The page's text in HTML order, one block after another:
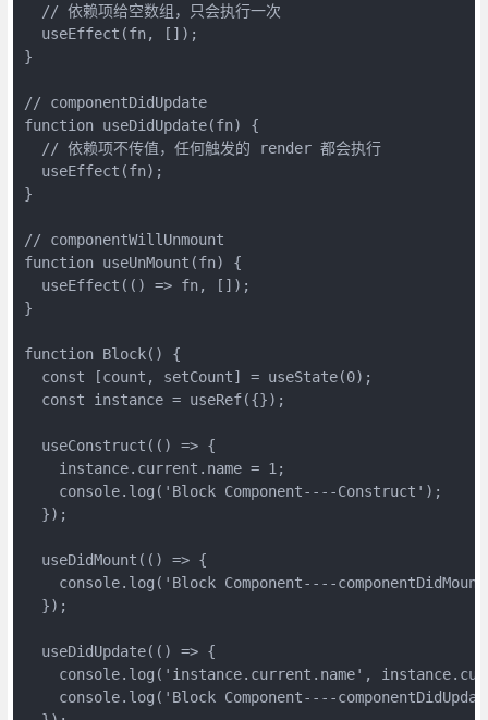
  // 依赖项给空数组，只会执行一次
  useEffect(fn, []);
}
// componentDidUpdate
function useDidUpdate(fn) {
  // 依赖项不传值，任何触发的 render 都会执行
  useEffect(fn);
}
// componentWillUnmount
function useUnMount(fn) {
  useEffect(() => fn, []);
}
function Block() {
  const [count, setCount] = useState(0);
  const instance = useRef({});
  useConstruct(() => {
    instance.current.name = 1;
    console.log('Block Component----Construct');
  });
  useDidMount(() => {
console.log('Block Component----
  });
  useDidUpdate(() => {
console.log('instance.current.name',
console.log('Block Component----